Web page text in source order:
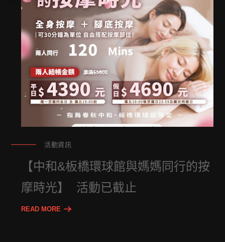
活動資訊
【中和&板橋環球館與媽媽同行的按
摩時光】 活動已截止
READ MORE